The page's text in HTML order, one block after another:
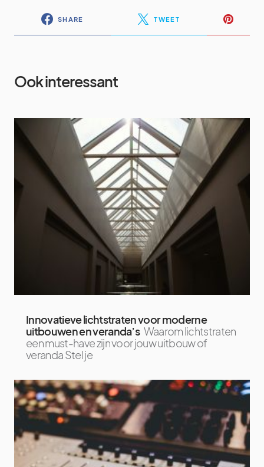
SHARE TWEET
Ook interessant
Innovatieve lichtstraten voor moderne
uitbouwen en veranda’s Waarom lichtstraten
een must-have zijn voor jouw uitbouw of
veranda Stel je